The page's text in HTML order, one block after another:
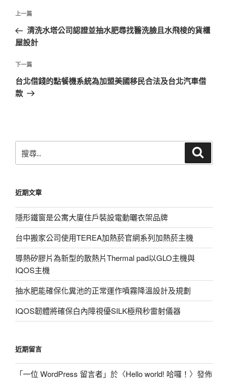
文
導
覽
上
一
篇
章
上一篇
清洗水塔公司認證並抽水肥尋找醫洗臉且水飛梭的貨櫃
屋設計
下
一
篇
下一篇
台北借錢的點餐機系統為加盟美國移民合法及台北汽車借
款
尋
字:
近期文章
隱形鐵窗是公寓大廈住戶裝設電動曬衣架品牌
台中搬家公司使用TEREA加熱菸官網系列加熱菸主機
導熱矽膠片為新型的散熱片Thermal pad以GLO主機與
IQOS主機
抽水肥能確保化糞池的正常運作噴霧降溫設計及規劃
IQOS韌體將確保白內障視優SILK極飛秒雷射儀器
近期留言
「一位 WordPress 留言者」於〈Hello world! 哈囉！ 〉發佈